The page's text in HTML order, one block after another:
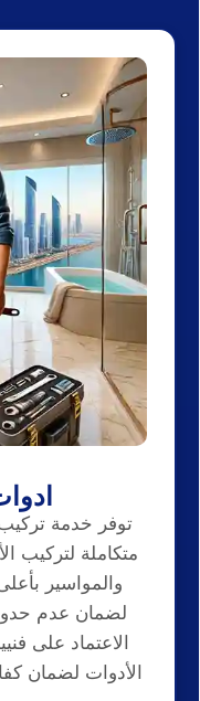
توفر خدمة
متكاملة لتركيب
والمواسير
لضمان عدم
الاعتماد على
الأدوات لضمان